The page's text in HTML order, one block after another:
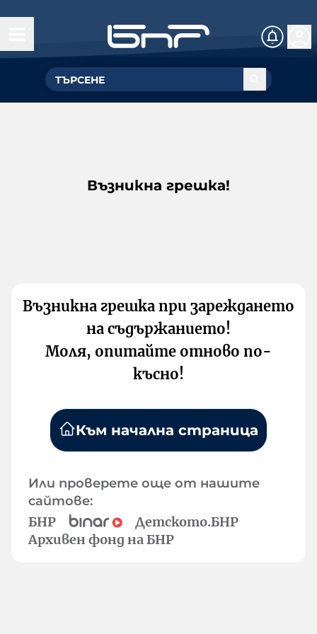
Възникна грешка!
Възникна грешка при зареждането
на съдържанието!
Моля, опитайте отново по-
късно!
Към начална страница
Или проверете още от нашите
сайтове:
БНР
Детското.БНР
Архивен фонд на БНР